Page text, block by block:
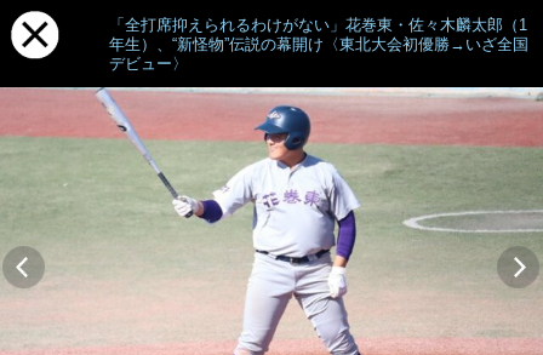
「全打席抑えられるわけがない」花巻東・佐々木麟太郎（1
年生）、“新怪物”伝説の幕開け〈東北大会初優勝→いざ全国
デビュー〉